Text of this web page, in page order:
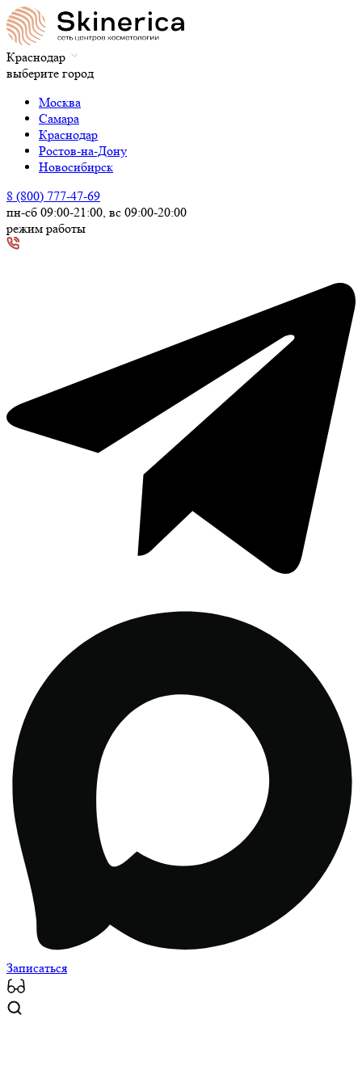
Краснодар
выберите город
Москва
Самара
Краснодар
Ростов-на-Дону
Новосибирск
8 (800) 777-47-69
пн-сб 09:00-21:00, вс 09:00-20:00
режим работы
Записаться